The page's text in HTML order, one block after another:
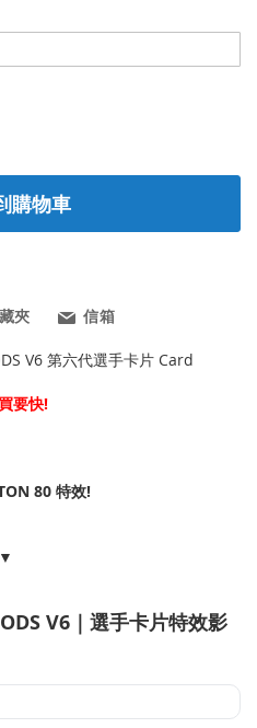
購物車
夾 信箱
V6 第六代選手卡片 Card
要快!
80 特效!
V6｜選手卡片特效影